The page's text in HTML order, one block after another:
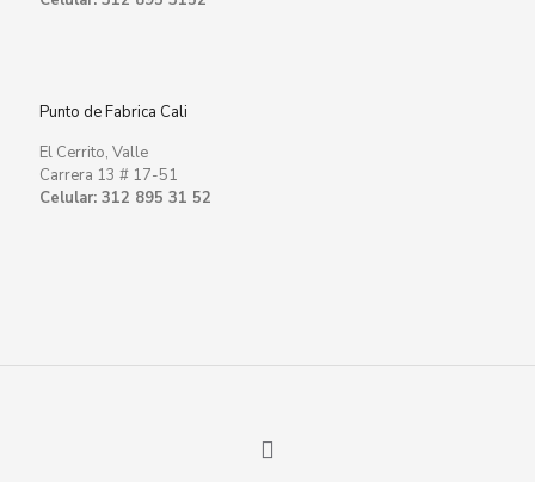
Punto de Fabrica Cali
El Cerrito, Valle
Carrera 13 # 17-51
Celular: 312 895 31 52